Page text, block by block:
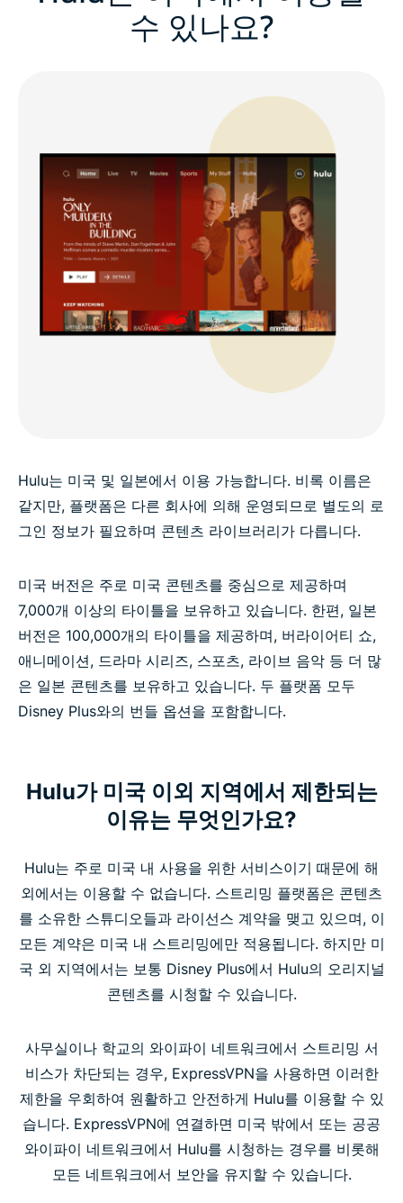
수 있나요?
Hulu는 미국 및 일본에서 이용 가능합니다. 비록 이름은
같지만, 플랫폼은 다른 회사에 의해 운영되므로 별도의 로
그인 정보가 필요하며 콘텐츠 라이브러리가 다릅니다.
미국 버전은 주로 미국 콘텐츠를 중심으로 제공하며
7,000개 이상의 타이틀을 보유하고 있습니다. 한편, 일본
버전은 100,000개의 타이틀을 제공하며, 버라이어티 쇼,
애니메이션, 드라마 시리즈, 스포츠, 라이브 음악 등 더 많
은 일본 콘텐츠를 보유하고 있습니다. 두 플랫폼 모두
Disney Plus와의 번들 옵션을 포함합니다.
Hulu가 미국 이외 지역에서 제한되는
이유는 무엇인가요?
Hulu는 주로 미국 내 사용을 위한 서비스이기 때문에 해
외에서는 이용할 수 없습니다. 스트리밍 플랫폼은 콘텐츠
를 소유한 스튜디오들과 라이선스 계약을 맺고 있으며, 이
모든 계약은 미국 내 스트리밍에만 적용됩니다. 하지만 미
국 외 지역에서는 보통 Disney Plus에서 Hulu의 오리지널
콘텐츠를 시청할 수 있습니다.
사무실이나 학교의 와이파이 네트워크에서 스트리밍 서
비스가 차단되는 경우, ExpressVPN을 사용하면 이러한
제한을 우회하여 원활하고 안전하게 Hulu를 이용할 수 있
습니다. ExpressVPN에 연결하면 미국 밖에서 또는 공공
와이파이 네트워크에서 Hulu를 시청하는 경우를 비롯해
모든 네트워크에서 보안을 유지할 수 있습니다.